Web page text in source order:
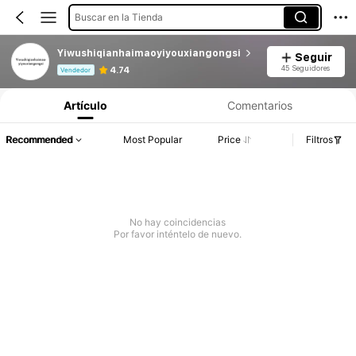
Buscar en la Tienda
Yiwushiqianhaimaoyiyouxiangongsi
Vendedor 4.74
Seguir
45 Seguidores
Artículo Comentarios
Recommended Most Popular Price Filtros
No hay coincidencias
Por favor inténtelo de nuevo.